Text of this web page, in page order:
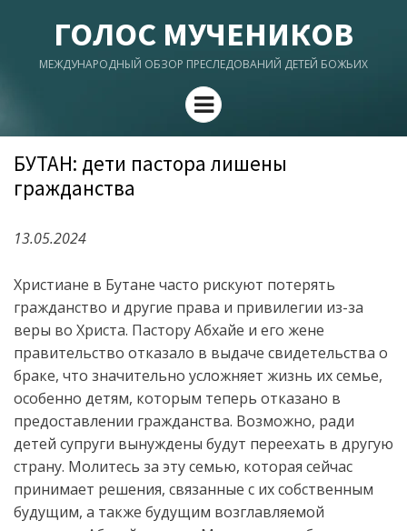
ГОЛОС МУЧЕНИКОВ
МЕЖДУНАРОДНЫЙ ОБЗОР ПРЕСЛЕДОВАНИЙ ДЕТЕЙ БОЖЬИХ
Menu
БУТАН: дети пастора лишены
гражданства
13.05.2024
Христиане в Бутане часто рискуют потерять
гражданство и другие права и привилегии из-за
веры во Христа. Пастору Абхайе и его жене
правительство отказало в выдаче свидетельства о
браке, что значительно усложняет жизнь их семье,
особенно детям, которым теперь отказано в
предоставлении гражданства. Возможно, ради
детей супруги вынуждены будут переехать в другую
страну. Молитесь за эту семью, которая сейчас
принимает решения, связанные с их собственным
будущим, а также будущим возглавляемой